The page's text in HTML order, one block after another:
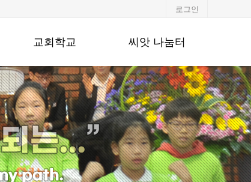
로그인
교회학교
유·초등부
중·고등부
청년부
씨앗 나눔터
알려드립니다
포토갤러리
행사일정
교회주보
강단기도문